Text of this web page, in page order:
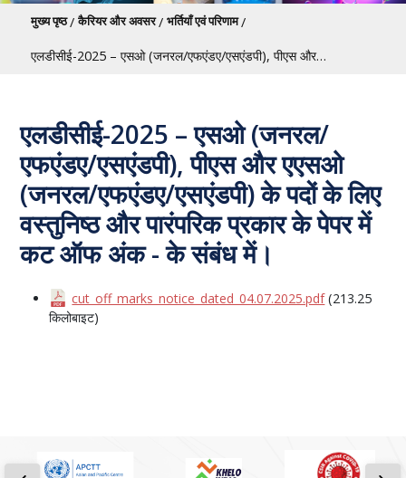
पग चिन्ह
मुख्य पृष्ठ कैरियर और अवसर भर्तियाँ एवं परिणाम
एलडीसीई-2025 – एसओ (जनरल/एफएंडए/एसएंडपी), पीएस और एएसओ (जनरल/एफएंडए/एसएंडपी) के पदों के लिए वस्तुनिष्ठ और पारंपरिक प्रकार के पेपर में कट ऑफ अंक - के संबंध में।
एलडीसीई-2025 – एसओ (जनरल/
एफएंडए/एसएंडपी), पीएस और एएसओ
(जनरल/एफएंडए/एसएंडपी) के पदों के लिए
वस्तुनिष्ठ और पारंपरिक प्रकार के पेपर में
कट ऑफ अंक - के संबंध में।
cut_off_marks_notice_dated_04.07.2025.pdf (213.25
किलोबाइट)